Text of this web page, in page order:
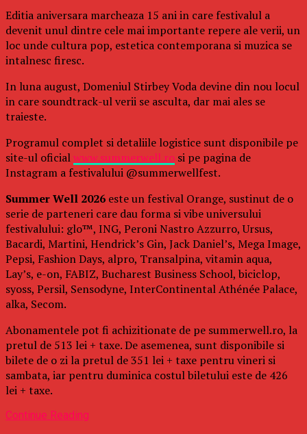
Editia aniversara marcheaza 15 ani in care festivalul a
devenit unul dintre cele mai importante repere ale verii, un
loc unde cultura pop, estetica contemporana si muzica se
intalnesc firesc.
In luna august, Domeniul Stirbey Voda devine din nou locul
in care soundtrack-ul verii se asculta, dar mai ales se
traieste.
Programul complet si detaliile logistice sunt disponibile pe
site-ul oficialwww.summerwell.ro si pe pagina de
Instagram a festivalului @summerwellfest.
Summer Well 2026 este un festival Orange, sustinut de o
serie de parteneri care dau forma si vibe universului
festivalului: glo™, ING, Peroni Nastro Azzurro, Ursus,
Bacardi, Martini, Hendrick’s Gin, Jack Daniel’s, Mega Image,
Pepsi, Fashion Days, alpro, Transalpina, vitamin aqua,
Lay’s, e-on, FABIZ, Bucharest Business School, biciclop,
syoss, Persil, Sensodyne, InterContinental Athénée Palace,
alka, Secom.
Abonamentele pot fi achizitionate de pe summerwell.ro, la
pretul de 513 lei + taxe. De asemenea, sunt disponibile si
bilete de o zi la pretul de 351 lei + taxe pentru vineri si
sambata, iar pentru duminica costul biletului este de 426
lei + taxe.
Continue Reading